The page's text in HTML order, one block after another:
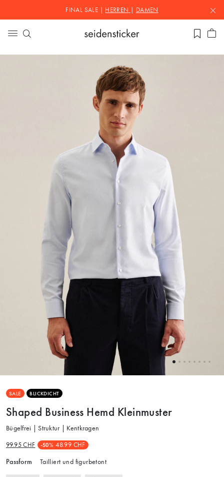
FINAL SALE | HERREN DAMEN
SALE BLICKDICHT
Shaped Business Hemd Kleinmuster
Bügelfrei | Struktur | Kentkragen
99.95 CHF -50% 48.99 CHF
Passform Tailliert und figurbetont